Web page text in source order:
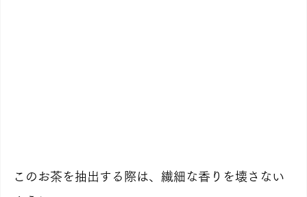
このお茶を抽出する際は、繊細な香りを壊さない